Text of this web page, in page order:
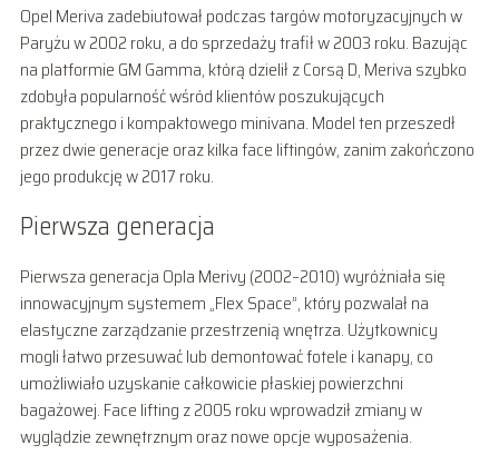
Opel Meriva zadebiutował podczas targów motoryzacyjnych w
Paryżu w 2002 roku, a do sprzedaży trafił w 2003 roku. Bazując
na platformie GM Gamma, którą dzielił z Corsą D, Meriva szybko
zdobyła popularność wśród klientów poszukujących
praktycznego i kompaktowego minivana. Model ten przeszedł
przez dwie generacje oraz kilka face liftingów, zanim zakończono
jego produkcję w 2017 roku.
Pierwsza generacja
Pierwsza generacja Opla Merivy (2002–2010) wyróżniała się
innowacyjnym systemem „Flex Space”, który pozwalał na
elastyczne zarządzanie przestrzenią wnętrza. Użytkownicy
mogli łatwo przesuwać lub demontować fotele i kanapy, co
umożliwiało uzyskanie całkowicie płaskiej powierzchni
bagażowej. Face lifting z 2005 roku wprowadził zmiany w
wyglądzie zewnętrznym oraz nowe opcje wyposażenia.